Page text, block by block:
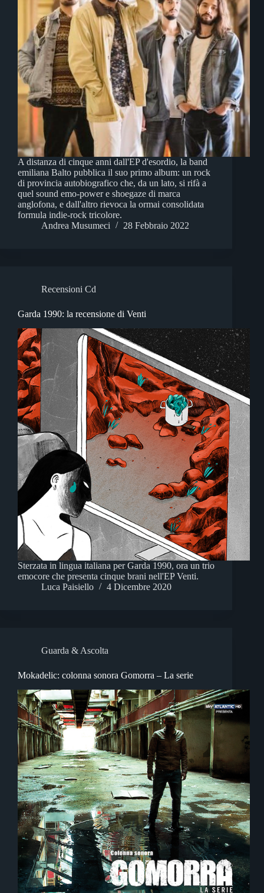
A distanza di cinque anni dall'EP d'esordio, la band
emiliana Balto pubblica il suo primo album: un rock
di provincia autobiografico che, da un lato, si rifà a
quel sound emo-power e shoegaze di marca
anglofona, e dall'altro rievoca la ormai consolidata
formula indie-rock tricolore.
Andrea Musumeci
28 Febbraio 2022
Recensioni Cd
Garda 1990: la recensione di Venti
Sterzata in lingua italiana per Garda 1990, ora un trio
emocore che presenta cinque brani nell'EP Venti.
Luca Paisiello
4 Dicembre 2020
Guarda & Ascolta
Mokadelic: colonna sonora Gomorra – La serie